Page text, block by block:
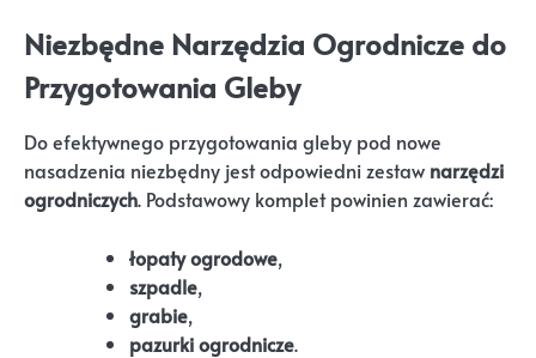
Niezbędne Narzędzia Ogrodnicze do
Przygotowania Gleby
Do efektywnego przygotowania gleby pod nowe
nasadzenia niezbędny jest odpowiedni zestaw narzędzi
ogrodniczych. Podstawowy komplet powinien zawierać:
łopaty ogrodowe,
szpadle,
grabie,
pazurki ogrodnicze.